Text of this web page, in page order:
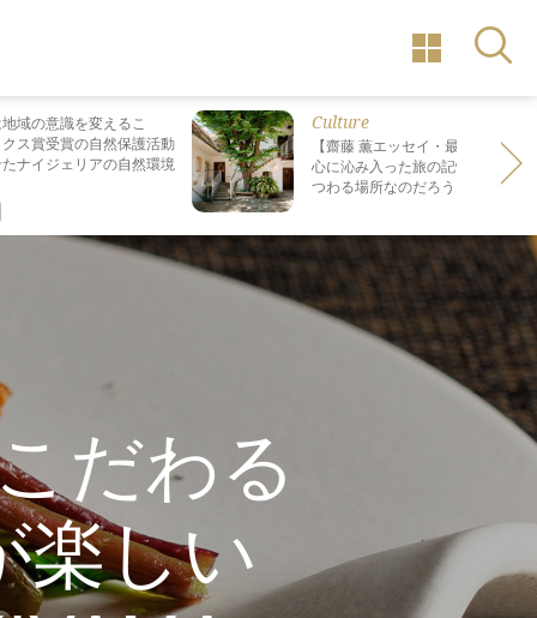
域の意識を変えるこ
ス賞受賞の自然保護活動
ナイジェリアの自然環境
Culture
【齋藤 薫エッセイ・最終回】 最
心に沁み入った旅の記憶は なぜ“死
つわる場所なのだろう？
だわる
楽しい